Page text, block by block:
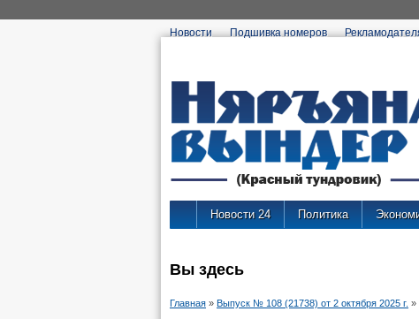
Новости Подшивка номеров
Новости 24 Политика
Вы здесь
Главная » Выпуск № 108 (21738) от 2 октября 2025 г. »